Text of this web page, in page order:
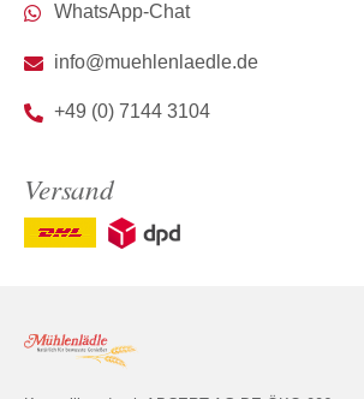
WhatsApp-Chat
info@muehlenlaedle.de
+49 (0) 7144 3104
Versand